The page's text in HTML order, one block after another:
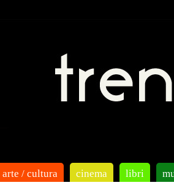
arte / cultura cinema libri